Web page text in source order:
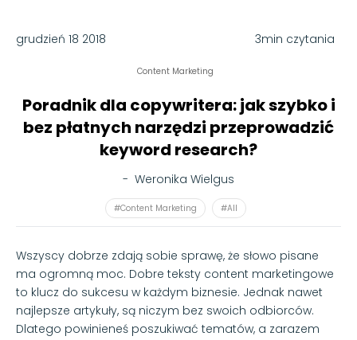
grudzień 18 2018 3min czytania
Content Marketing
Poradnik dla copywritera: jak szybko i
bez płatnych narzędzi przeprowadzić
keyword research?
- Weronika Wielgus
#Content Marketing #All
Wszyscy dobrze zdają sobie sprawę, że słowo pisane
ma ogromną moc. Dobre teksty content marketingowe
to klucz do sukcesu w każdym biznesie. Jednak nawet
najlepsze artykuły, są niczym bez swoich odbiorców.
Dlatego powinieneś poszukiwać tematów, a zarazem